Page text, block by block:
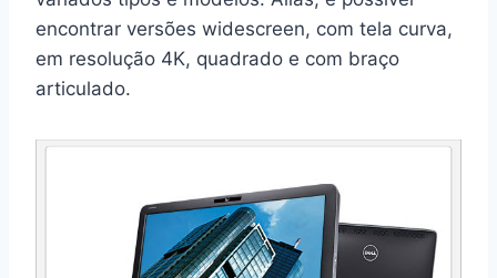
encontrar versões widescreen, com tela curva,
em resolução 4K, quadrado e com braço
articulado.